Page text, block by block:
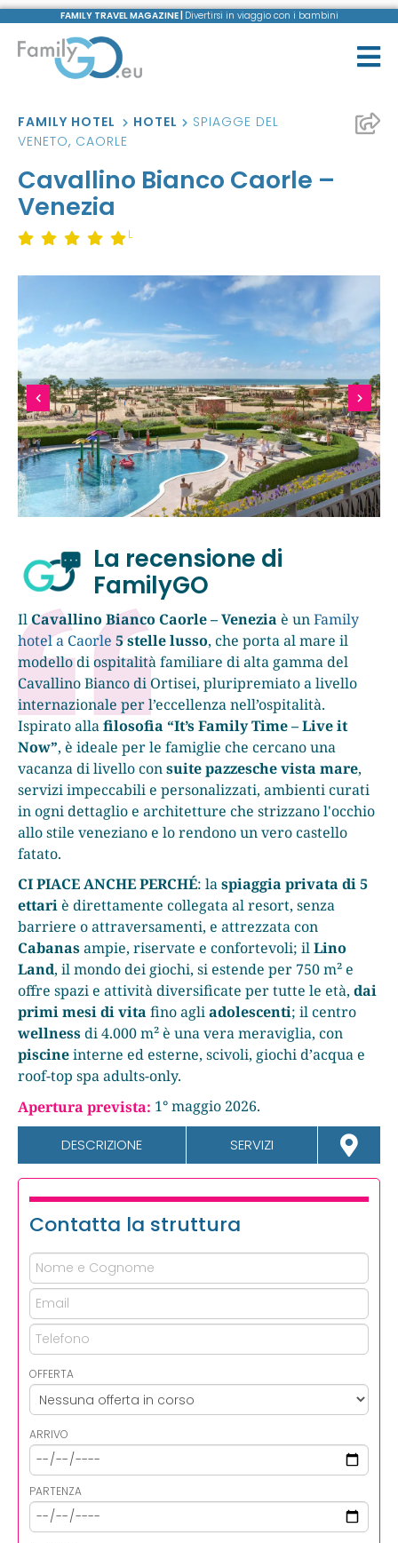
FAMILY TRAVEL MAGAZINE | Divertirsi in viaggio con i bambini
FAMILY HOTEL HOTEL
SPIAGGE DEL
VENETO, CAORLE
Cavallino Bianco Caorle –
Venezia
L
La recensione di
FamilyGO
IlCavallino Bianco Caorle – Venezia è unFamily
hotel a Caorle 5 stelle lusso, che porta al mare il
modello di ospitalità familiare di alta gamma del
Cavallino Bianco di Ortisei, pluripremiato a livello
internazionale per l’eccellenza nell’ospitalità.
Ispirato allafilosofia “It’s Family Time – Live it
Now”, è ideale per le famiglie che cercano una
vacanza di livello consuite pazzesche vista mare,
servizi impeccabili e personalizzati, ambienti curati
in ogni dettaglio e architetture che strizzano l'occhio
allo stile veneziano e lo rendono un vero castello
fatato.
CI PIACE ANCHE PERCHÉ: laspiaggia privata di 5
ettariè direttamente collegata al resort, senza
barriere o attraversamenti, e attrezzata con
Cabanasampie, riservate e confortevoli; ilLino
Land, il mondo dei giochi, si estende per 750 m² e
offre spazi e attività diversificate per tutte le età, dai
primi mesi di vita fino agliadolescenti; il centro
wellnessdi 4.000 m² è una vera meraviglia, con
piscineinterne ed esterne, scivoli, giochi d’acqua e
roof-top spa adults-only.
Apertura prevista: 1° maggio 2026.
DESCRIZIONE SERVIZI
Contatta la struttura
OFFERTA
ARRIVO
PARTENZA